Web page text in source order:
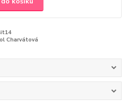
Charvátová